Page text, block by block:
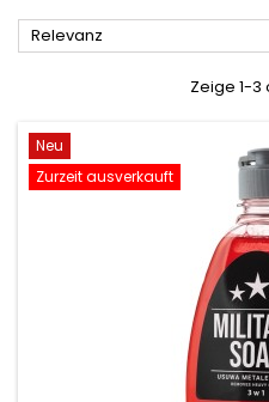
Relevanz
Zeige 1-3
Neu
Zurzeit ausverkauft